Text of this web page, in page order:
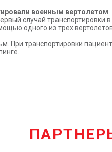
военным вертолетом
случай
одного из трех
При транспортировки